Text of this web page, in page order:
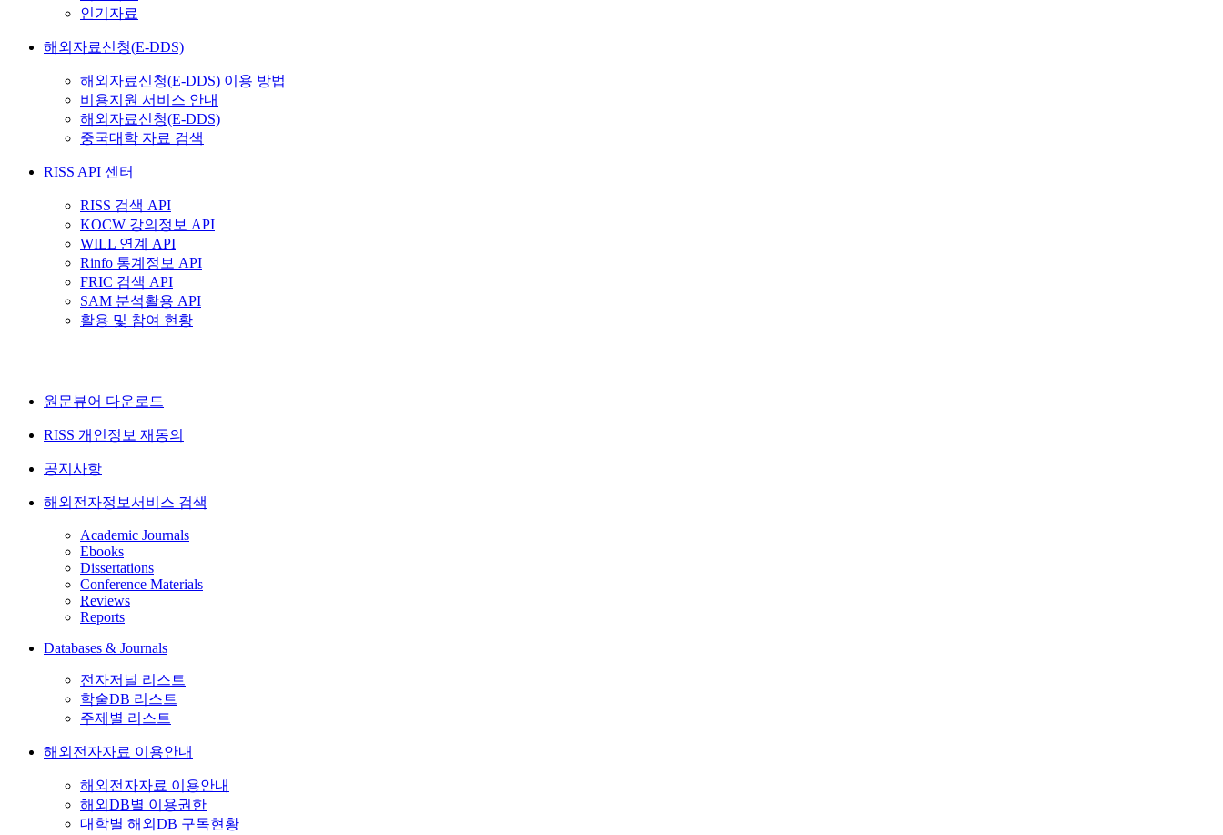
인기자료
해외자료신청(E-DDS)
해외자료신청(E-DDS) 이용 방법
비용지원 서비스 안내
해외자료신청(E-DDS)
중국대학 자료 검색
RISS API 센터
RISS 검색 API
KOCW 강의정보 API
WILL 연계 API
Rinfo 통계정보 API
FRIC 검색 API
SAM 분석활용 API
활용 및 참여 현황
원문뷰어 다운로드
RISS 개인정보 재동의
공지사항
해외전자정보서비스 검색
Academic Journals
Ebooks
Dissertations
Conference Materials
Reviews
Reports
Databases & Journals
전자저널 리스트
학술DB 리스트
주제별 리스트
해외전자자료 이용안내
해외전자자료 이용안내
해외DB별 이용권한
대학별 해외DB 구독현황